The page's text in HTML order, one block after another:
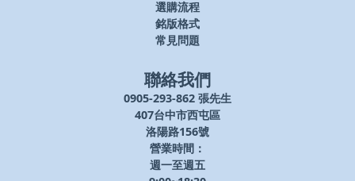
選購流程
銘版格式
常見問題
聯絡我們
0905-293-862 張先生
407台中市西屯區
洛陽路156號
營業時間：
週一至週五